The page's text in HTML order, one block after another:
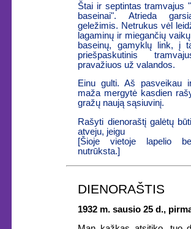
Štai ir septintas tramvajus
baseinai". Atrieda
geležimis. Netrukus vėl
lagaminų ir miegančių
baseinų, gamyklų link, į
priešpaskutinis
pravažiuos už valandos.
Einu gulti. Aš pasveikau
maža mergytė kasdien
gražų naują sąsiuvinį.
Rašyti dienoraštį galėtų
atveju, jeigu
[Šioje vietoje lapelio
nutrūksta.]
DIENORAŠTIS
1932 m. sausio 25 d.,